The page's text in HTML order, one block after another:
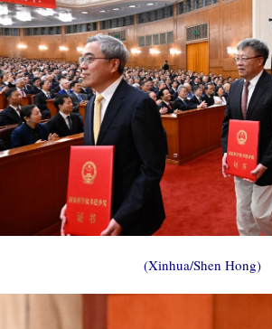
(Xinhua/Shen Hong)